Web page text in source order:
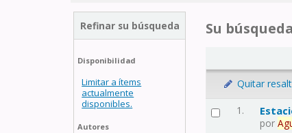
Refinar su búsqueda
Disponibilidad
Limitar a ítems
actualmente
disponibles.
Autores
Su
Quitar
1.
por